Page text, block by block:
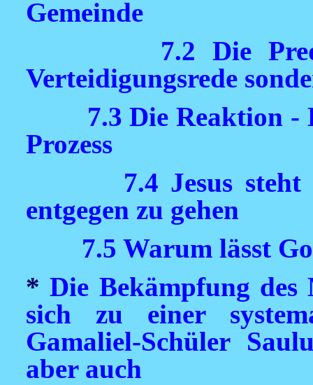
Gemeinde
7.2 Die
Verteidigungsrede
7.3 Die Reaktion -
Prozess
7.4 Jesus
entgegen zu gehen
7.5 Warum lässt
*Die Bekämpfung des
sich zu einer
Gamaliel-Schüler
aber auch